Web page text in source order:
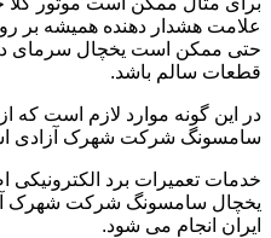
علامت هشدار دهنده همیشه بر
حتی ممکن است یخچال سرمای
قطعات سالم باشد.
در این گونه موارد لازم است که
سامسونگ شرکت شهرک آزادی
خدمات تعمیرات برد الکترونیکی
یخچال سامسونگ شرکت شهرک
ایران انجام می شود.